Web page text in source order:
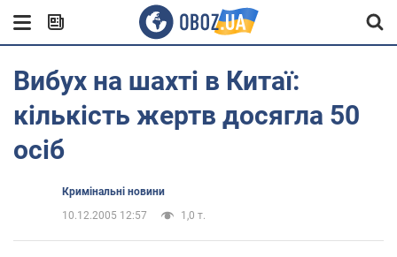
Вибух на шахті в Китаї:
кількість жертв досягла 50
осіб
Кримінальні новини
10.12.2005 12:57
1,0 т.